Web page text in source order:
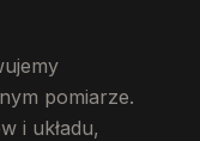
pomiarze.
i układu,